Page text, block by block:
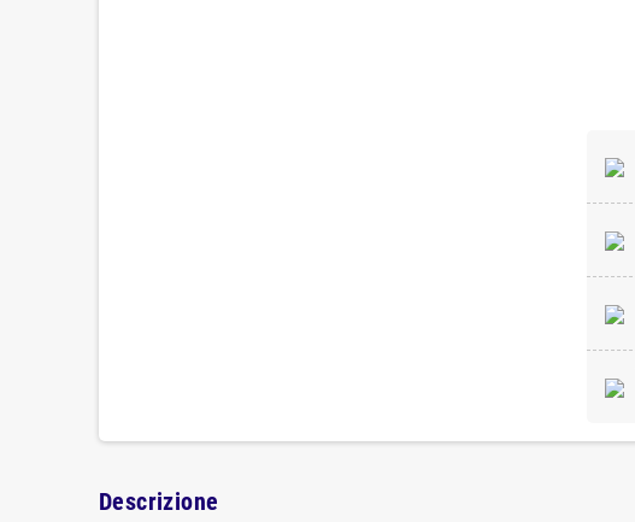
Descrizione